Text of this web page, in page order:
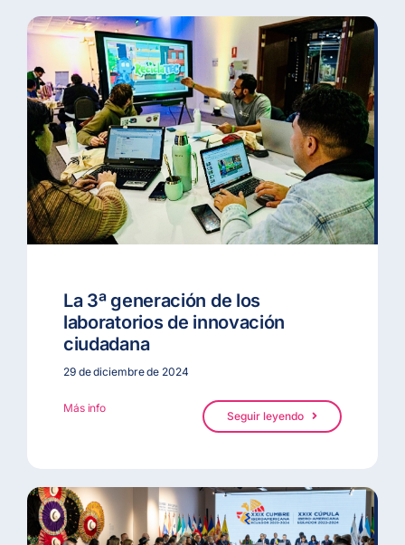
La 3ª generación de los
laboratorios de innovación
ciudadana
29 de diciembre de 2024
Más info
Seguir leyendo